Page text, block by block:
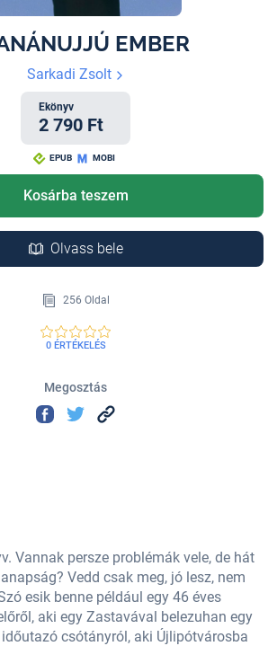
EMBER
Sarkadi Zsolt
Ekönyv
2 790 Ft
EPUB MOBI
Kosárba teszem
Olvass bele
256 Oldal
0 ÉRTÉKELÉS
Megosztás
Vannak persze problémák vele, de hát
Vedd csak meg, jó lesz, nem
esik benne például egy 46 éves
aki egy Zastavával belezuhan egy
csótányról, aki Újlipótvárosba